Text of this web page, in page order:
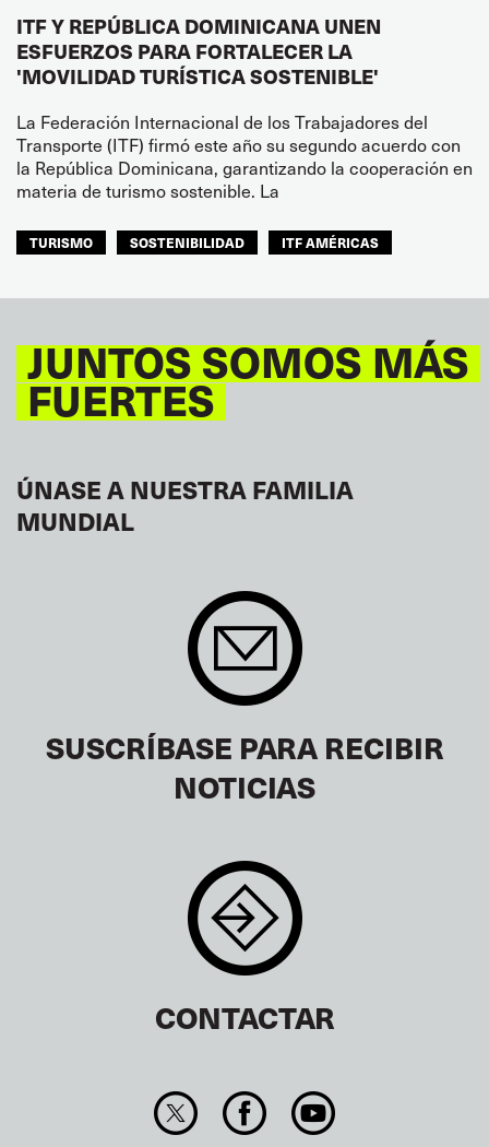
ITF Y REPÚBLICA DOMINICANA UNEN
ESFUERZOS PARA FORTALECER LA
'MOVILIDAD TURÍSTICA SOSTENIBLE'
La Federación Internacional de los Trabajadores del
Transporte (ITF) firmó este año su segundo acuerdo con
la República Dominicana, garantizando la cooperación en
materia de turismo sostenible. La
TURISMO SOSTENIBILIDAD ITF AMÉRICAS
JUNTOS SOMOS MÁS
FUERTES
ÚNASE A NUESTRA FAMILIA
MUNDIAL
SUSCRÍBASE PARA RECIBIR
NOTICIAS
CONTACTAR